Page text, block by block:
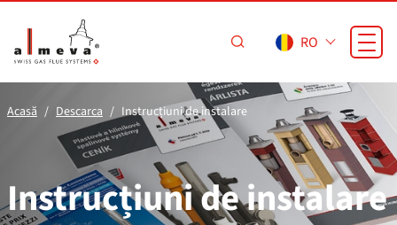
RO
Acasă Descarca Instrucțiuni de instalare
Instrucțiuni de instalare